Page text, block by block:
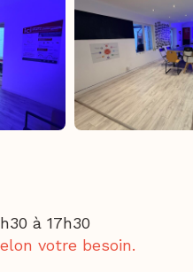
à 17h30
votre besoin.